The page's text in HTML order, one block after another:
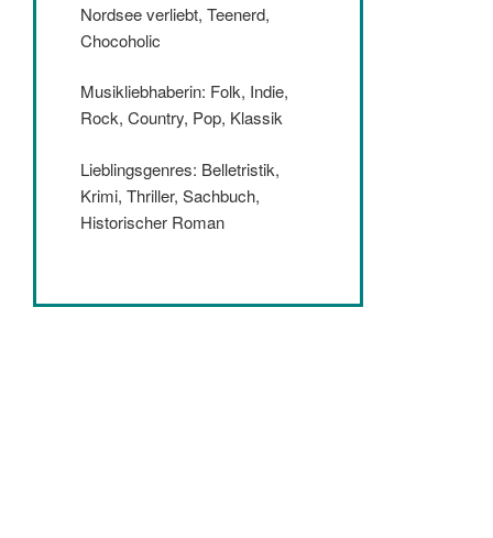
Nordsee verliebt, Teenerd,
Chocoholic
Musikliebhaberin: Folk, Indie,
Rock, Country, Pop, Klassik
Lieblingsgenres: Belletristik,
Krimi, Thriller, Sachbuch,
Historischer Roman